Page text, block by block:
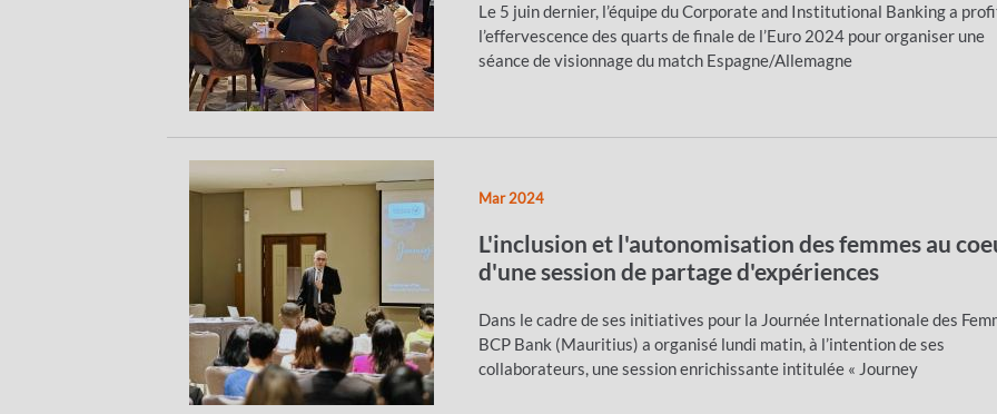
Le 5 juin dernier, l’équipe du Corporate and Institutional Banking a
l’effervescence des quarts de finale de l’Euro 2024 pour organiser une
séance de visionnage du match Espagne/Allemagne
Mar 2024
L'inclusion et l'autonomisation des femmes au
d'une session de partage d'expériences
Dans le cadre de ses initiatives pour la Journée Internationale des
BCP Bank (Mauritius) a organisé lundi matin, à l’intention de ses
collaborateurs, une session enrichissante intitulée « Journey